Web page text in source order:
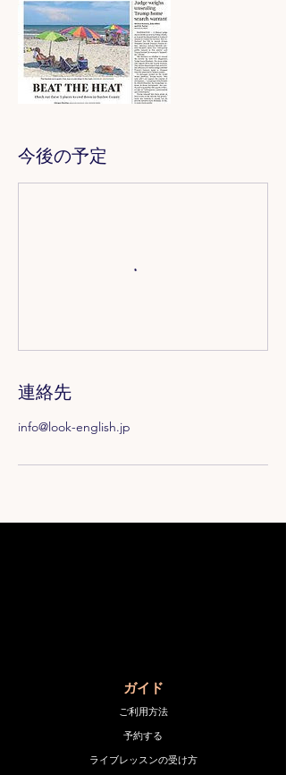
今後の予定
連絡先
info@look-english.jp
​ガイド
ご利用方法
予約する
ライブレッスンの受け方